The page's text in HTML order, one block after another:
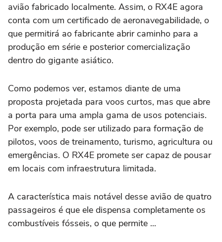
avião fabricado localmente. Assim, o RX4E agora
conta com um certificado de aeronavegabilidade, o
que permitirá ao fabricante abrir caminho para a
produção em série e posterior comercialização
dentro do gigante asiático.
Como podemos ver, estamos diante de uma
proposta projetada para voos curtos, mas que abre
a porta para uma ampla gama de usos potenciais.
Por exemplo, pode ser utilizado para formação de
pilotos, voos de treinamento, turismo, agricultura ou
emergências. O RX4E promete ser capaz de pousar
em locais com infraestrutura limitada.
A característica mais notável desse avião de quatro
passageiros é que ele dispensa completamente os
combustíveis fósseis, o que permite ...